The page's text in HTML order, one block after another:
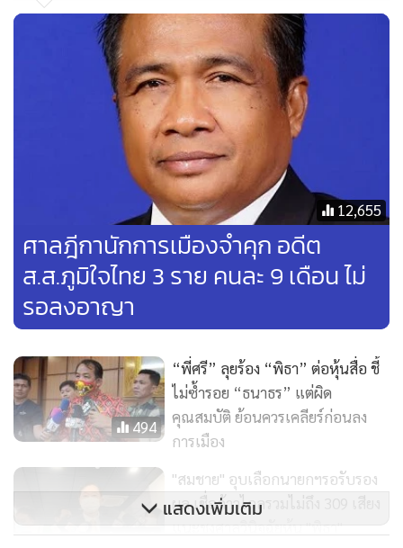
ตามกฎหมายแล้ว เพราะทางบริษัทได้ยุติการประกอบธุรกิจสื่อไป
แล้ว นายพิธา จะไปยื่นต่อ ป.ป.ช.ทำไม ว่า เป็นผู้จัดการกอง
มรดก และเท่าที่ทราบ นายพิธา ไปยื่นหลังจากที่เป็น ส.ส. ปี
2562 แล้ว 2-3 ปี ซึ่งยังไม่รู้ว่าหากผิด จะมีผลย้อนหลังไปถึงการ
เป็น ส.ส.เมื่อปี 2562 หรือไม่ ดังนั้น จึงควรตรวจสอบเรื่องนี้ให้
ชัดเจน เมื่อเป็นนายกฯ จะได้ใสสะอาด ถูกต้องตามกฎหมาย สง่า
งาม ถ้าไม่ตรวจสอบตอนนี้ แต่ไม่ตรวจสอบตอนเป็น ส.ส. เป็น
รัฐมนตรีแล้ว ความเสียหายที่เกิดขึ้นจะมากกว่านี้
นายสนธิญา ยังกล่าวด้วยว่า ตนได้คัดค้านการจดทะเบียนตั้ง
พรรคการเมืองพรรคอนาคตใหม่ มาตั้งแต่ ปี 2561 เพราะนาย
ปิยะบุตร แสงกนกกุล ผู้ก่อตั้งขณะนั้น แสดงเจตนาที่จะแก้ไข
มาตรา 112 และได้ติดตามการทำงานของพรรคอนาคตใหม่ จน
มาเป็นพรรคก้าวไกลในวันนี้ ก็ยังมีแนวความคิดดังกล่าวอยู่ รวม
ถึงจะให้มีการนิรโทษกรรมผู้ก่อคดีทางการเมือง ซึ่งหากดำเนิน
การตนก็ได้รับประโยชน์ด้วย เพราะตนยังมีคดีที่รอลงอาญา 2 ปี
ในคดีหมิ่นประมาทอยู่ 2 คดี แต่ตนยอมรับในการกระทำที่เกิด
พรรคการเมือง รวมถึงผู้ที่เข้าไปร่วมรัฐบาลของนายพิธา ว่า ถ้ายัง
มีนโยบายแก้ไขรัฐธรรมนูญมาตรา 112 แล้วบุคคลนั้นได้รับเครื่อง
ราชฯ ไม่ว่าชั้นไหน ก็ตาม ตนจะรวบรวมรายชื่อประชาชน ถวาย
12,655
ศาลฎีกานักการเมืองจำคุก อดีต
ส.ส.ภูมิใจไทย 3 ราย คนละ 9 เดือน ไม่
รอลงอาญา
494
“พี่ศรี” ลุยร้อง “พิธา” ต่อหุ้นสื่อ ชี้
ไม่ซ้ำรอย “ธนาธร” แต่ผิด
คุณสมบัติ ย้อนควรเคลียร์ก่อนลง
การเมือง
1,212
"สมชาย" อุบเลือกนายกฯรอรับรอง
ผล เชื่อก้าวไกลรวมไม่ถึง 309 เสียง
แนะชงศาลวินิจฉัยหุ้น "พิธา"
แสดงเพิ่มเติม